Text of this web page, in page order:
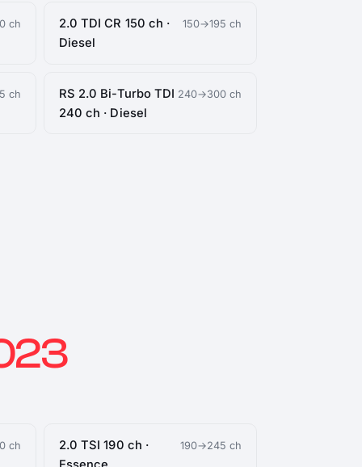
ch
2.0 TDI CR 150 ch ·
Diesel
150→195 ch
ch
RS 2.0 Bi-Turbo TDI
240 ch · Diesel
240→300 ch
ch
2.0 TSI 190 ch ·
190→245 ch